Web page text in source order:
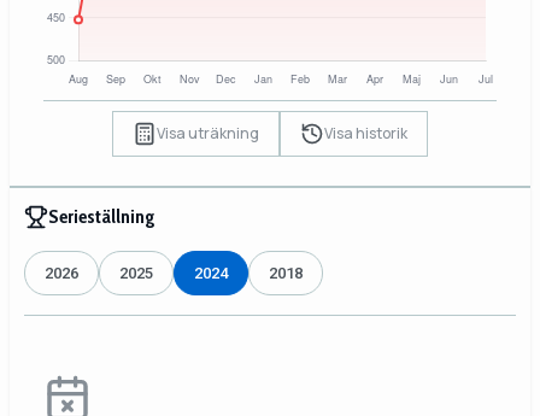
Visa uträkning Visa historik
Serieställning
2026 2025 2024 2018